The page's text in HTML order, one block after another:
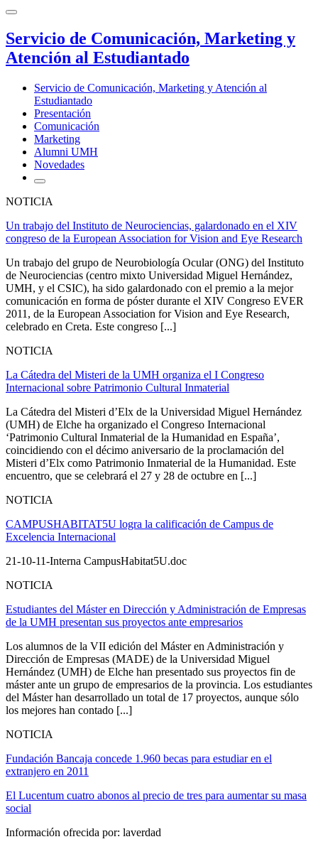
Servicio de Comunicación, Marketing y
Atención al Estudiantado
Servicio de Comunicación, Marketing y Atención al
Estudiantado
Presentación
Comunicación
Marketing
Alumni UMH
Novedades
NOTICIA
Un trabajo del Instituto de Neurociencias, galardonado en el XIV
congreso de la European Association for Vision and Eye Research
Un trabajo del grupo de Neurobiología Ocular (ONG) del Instituto
de Neurociencias (centro mixto Universidad Miguel Hernández,
UMH, y el CSIC), ha sido galardonado con el premio a la mejor
comunicación en forma de póster durante el XIV Congreso EVER
2011, de la European Association for Vision and Eye Research,
celebrado en Creta. Este congreso [...]
NOTICIA
La Cátedra del Misteri de la UMH organiza el I Congreso
Internacional sobre Patrimonio Cultural Inmaterial
La Cátedra del Misteri d’Elx de la Universidad Miguel Hernández
(UMH) de Elche ha organizado el Congreso Internacional
‘Patrimonio Cultural Inmaterial de la Humanidad en España’,
coincidiendo con el décimo aniversario de la proclamación del
Misteri d’Elx como Patrimonio Inmaterial de la Humanidad. Este
encuentro, que se celebrará el 27 y 28 de octubre en [...]
NOTICIA
CAMPUSHABITAT5U logra la calificación de Campus de
Excelencia Internacional
21-10-11-Interna CampusHabitat5U.doc
NOTICIA
Estudiantes del Máster en Dirección y Administración de Empresas
de la UMH presentan sus proyectos ante empresarios
Los alumnos de la VII edición del Máster en Administración y
Dirección de Empresas (MADE) de la Universidad Miguel
Hernández (UMH) de Elche han presentado sus proyectos fin de
máster ante un grupo de empresarios de la provincia. Los estudiantes
del Máster han desarrollado un total de 17 proyectos, aunque sólo
los mejores han contado [...]
NOTICIA
Fundación Bancaja concede 1.960 becas para estudiar en el
extranjero en 2011
El Lucentum cuatro abonos al precio de tres para aumentar su masa
social
Información ofrecida por: laverdad